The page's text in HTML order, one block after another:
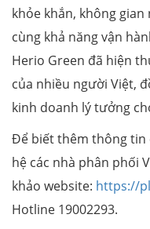
khỏe khắn, không
cùng khả năng vận
Herio Green đã hiện
của nhiều người Việt,
kinh doanh lý tưởng
Để biết thêm thông tin
hệ các nhà phân phối
khảo website: https://
Hotline 19002293.